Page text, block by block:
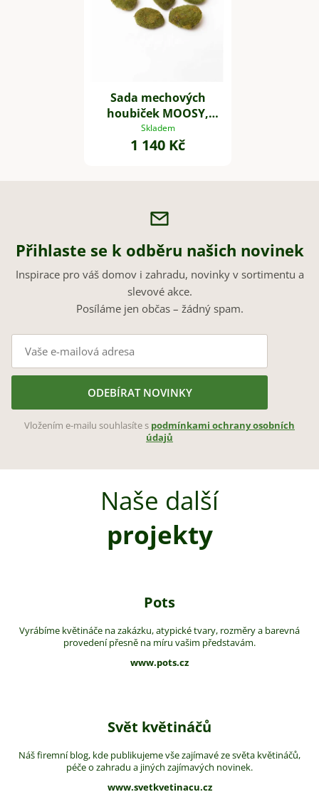
Sada mechových
houbiček MOOSY,
plast, zelená
Skladem
1 140 Kč
Přihlaste se k odběru našich novinek
Inspirace pro váš domov i zahradu, novinky v sortimentu a
slevové akce.
Posíláme jen občas – žádný spam.
ODEBÍRAT NOVINKY
Vložením e-mailu souhlasíte s podmínkami ochrany osobních
údajů
Naše další
projekty
Pots
Vyrábíme květináče na zakázku, atypické tvary, rozměry a barevná
provedení přesně na míru vašim představám.
www.pots.cz
Svět květináčů
Náš firemní blog, kde publikujeme vše zajímavé ze světa květináčů,
péče o zahradu a jiných zajímavých novinek.
www.svetkvetinacu.cz